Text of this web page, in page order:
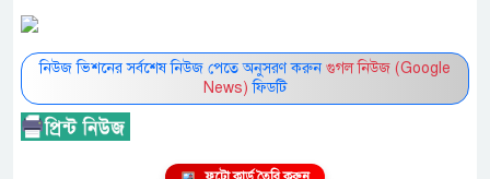
নিউজ ভিশনের সর্বশেষ নিউজ পেতে অনুসরণ করুন গুগল নিউজ (Google
News) ফিডটি